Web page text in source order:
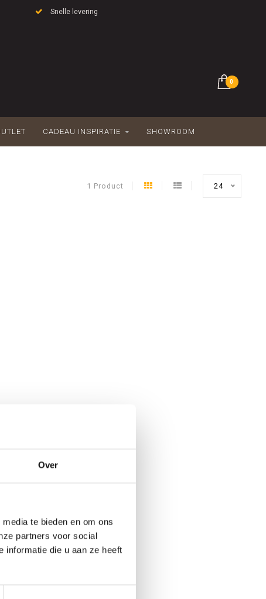
Over
te bieden en om ons
partners voor social
informatie die u aan ze heeft
Snelle levering
0
CADEAU INSPIRATIE SHOWROOM
1 Product 24